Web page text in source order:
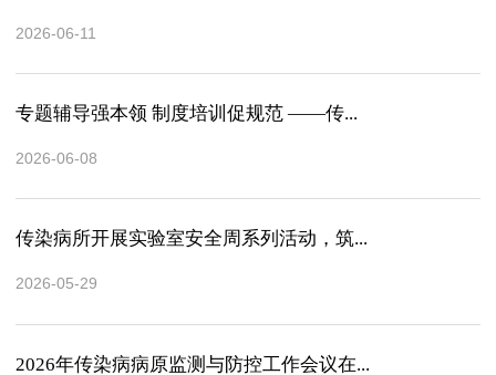
2026-06-11
专题辅导强本领 制度培训促规范 ——传...
2026-06-08
传染病所开展实验室安全周系列活动，筑...
2026-05-29
2026年传染病病原监测与防控工作会议在...